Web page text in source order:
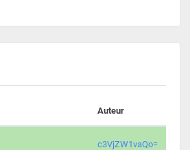
Auteur
c3VjZW1vaQo=